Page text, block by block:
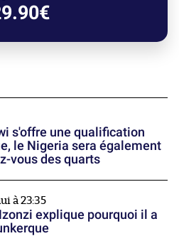
s'offre une qualification
le Nigeria sera également
vous des quarts
à 23:35
explique pourquoi il a